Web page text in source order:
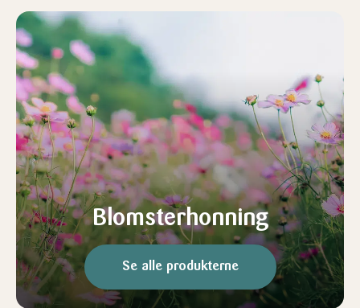
Blomsterhonning
Se alle produkterne